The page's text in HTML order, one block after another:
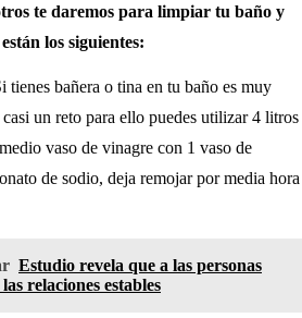
te daremos para limpiar tu baño y
los siguientes:
tienes bañera o tina en tu baño es muy
un reto para ello puedes utilizar 4 litros
vaso de vinagre con 1 vaso de
de sodio, deja remojar por media hora
Estudio revela que a las personas
relaciones estables